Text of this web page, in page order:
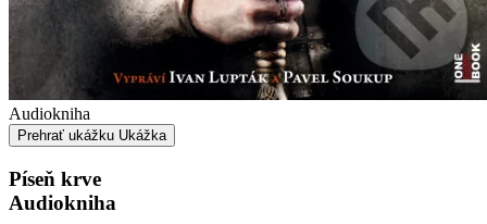
Audiokniha
Prehrať ukážku Ukážka
Píseň krve
Audiokniha